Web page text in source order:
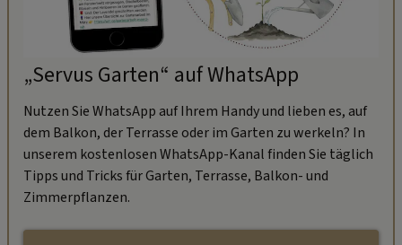
„Servus Garten“ auf WhatsApp
Nutzen Sie WhatsApp auf Ihrem Handy und lieben es, auf
dem Balkon, der Terrasse oder im Garten zu werkeln? In
unserem kostenlosen WhatsApp-Kanal finden Sie täglich
Tipps und Tricks für Garten, Terrasse, Balkon- und
Zimmerpflanzen.